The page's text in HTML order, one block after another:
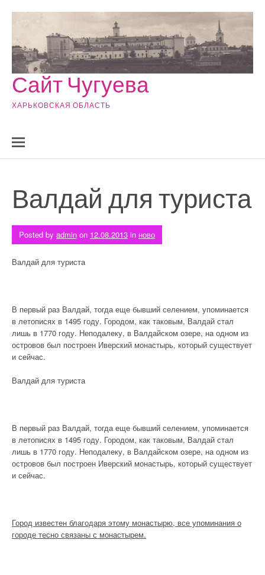
Сайт Чугуева
ХАРЬКОВСКАЯ ОБЛАСТЬ
Валдай для туриста
Posted by admin on 12.08.2013 in ново
Валдай для туриста
В первый раз Валдай, тогда еще бывший селением, упоминается
в летописях в 1495 году. Городом, как таковым, Валдай стал
лишь в 1770 году. Неподалеку, в Валдайском озере, на одном из
островов был построен Иверский монастырь, который существует
и сейчас.
Валдай для туриста
В первый раз Валдай, тогда еще бывший селением, упоминается
в летописях в 1495 году. Городом, как таковым, Валдай стал
лишь в 1770 году. Неподалеку, в Валдайском озере, на одном из
островов был построен Иверский монастырь, который существует
и сейчас.
Город известен благодаря этому монастырю, все упоминания о
городе тесно связаны с монастырем.